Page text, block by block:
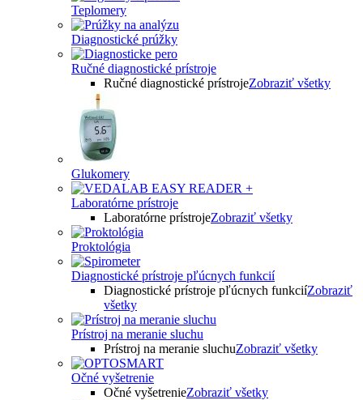
Teplomery
Diagnostické prúžky
Ručné diagnostické prístroje
Ručné diagnostické prístrojeZobraziť všetky
Glukomery
Laboratórne prístroje
Laboratórne prístrojeZobraziť všetky
Proktológia
Diagnostické prístroje pľúcnych funkcií
Diagnostické prístroje pľúcnych funkciíZobraziť
všetky
Prístroj na meranie sluchu
Prístroj na meranie sluchuZobraziť všetky
Očné vyšetrenie
Očné vyšetrenieZobraziť všetky